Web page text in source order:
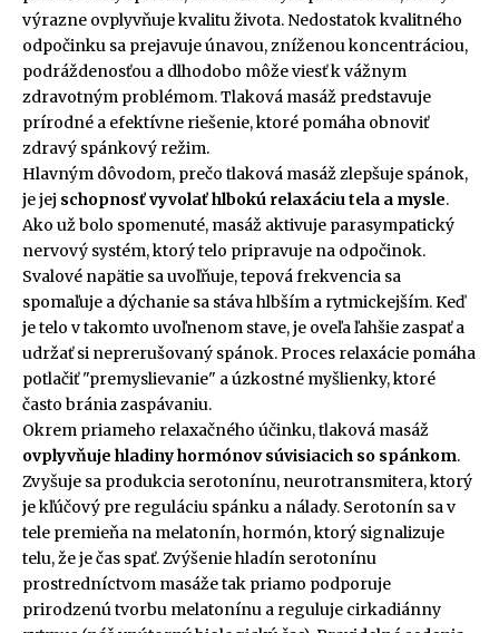
výrazne ovplyvňuje kvalitu života. Nedostatok kvalitného
odpočinku sa prejavuje únavou, zníženou koncentráciou,
podráždenosťou a dlhodobo môže viesť k vážnym
zdravotným problémom. Tlaková masáž predstavuje
prírodné a efektívne riešenie, ktoré pomáha obnoviť
zdravý spánkový režim.
Hlavným dôvodom, prečo tlaková masáž zlepšuje spánok,
je jej schopnosť vyvolať hlbokú relaxáciu tela a mysle.
Ako už bolo spomenuté, masáž aktivuje parasympatický
nervový systém, ktorý telo pripravuje na odpočinok.
Svalové napätie sa uvoľňuje, tepová frekvencia sa
spomaľuje a dýchanie sa stáva hlbším a rytmickejším. Keď
je telo v takomto uvoľnenom stave, je oveľa ľahšie zaspať a
udržať si neprerušovaný spánok. Proces relaxácie pomáha
potlačiť "premyslievanie" a úzkostné myšlienky, ktoré
často bránia zaspávaniu.
Okrem priameho relaxačného účinku, tlaková masáž
ovplyvňuje hladiny hormónov súvisiacich so spánkom.
Zvyšuje sa produkcia serotonínu, neurotransmitera, ktorý
je kľúčový pre reguláciu spánku a nálady. Serotonín sa v
tele premieňa na melatonín, hormón, ktorý signalizuje
telu, že je čas spať. Zvýšenie hladín serotonínu
prostredníctvom masáže tak priamo podporuje
prirodzenú tvorbu melatonínu a reguluje cirkadiánny